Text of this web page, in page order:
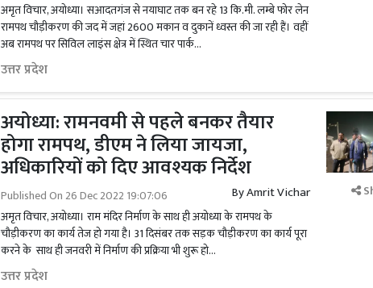
अमृत विचार, अयोध्या। सआदतगंज से नयाघाट तक बन रहे 13 कि.मी. लम्बे फोर लेन
रामपथ चौड़ीकरण की जद में जहां 2600 मकान व दुकानें ध्वस्त की जा रही हैं। वहीं
अब रामपथ पर सिविल लाइंस क्षेत्र में स्थित चार पार्क...
उत्तर प्रदेश
अयोध्या: रामनवमी से पहले बनकर तैयार
होगा रामपथ, डीएम ने लिया जायजा,
अधिकारियों को दिए आवश्यक निर्देश
Published On 26 Dec 2022 19:07:06 ByAmrit Vichar
अमृत विचार, अयोध्या। राम मंदिर निर्माण के साथ ही अयोध्या के रामपथ के
चौड़ीकरण का कार्य तेज हो गया है। 31 दिसंबर तक सड़क चौड़ीकरण का कार्य पूरा
करने के साथ ही जनवरी में निर्माण की प्रक्रिया भी शुरू हो...
उत्तर प्रदेश